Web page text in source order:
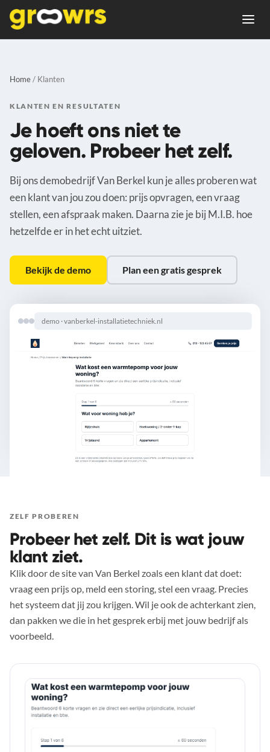
Home/ Klanten
KLANTEN EN RESULTATEN
Je hoeft ons niet te
geloven. Probeer het zelf.
Bij ons demobedrijf Van Berkel kun je alles proberen wat
een klant van jou zou doen: prijs opvragen, een vraag
stellen, een afspraak maken. Daarna zie je bij M.I.B. hoe
hetzelfde er in het echt uitziet.
Bekijk de demo Plan een gratis gesprek
demo · vanberkel-installatietechniek.nl
ZELF PROBEREN
Probeer het zelf. Dit is wat jouw
klant ziet.
Klik door de site van Van Berkel zoals een klant dat doet:
vraag een prijs op, meld een storing, stel een vraag. Precies
het systeem dat jij zou krijgen. Wil je ook de achterkant zien,
dan pakken we die in het gesprek erbij met jouw bedrijf als
voorbeeld.